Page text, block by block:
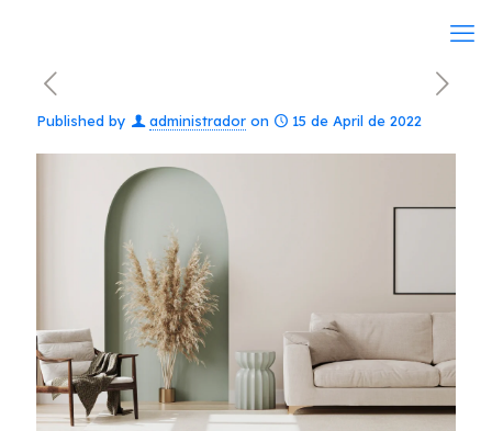
Published by administrador on 15 de April de 2022